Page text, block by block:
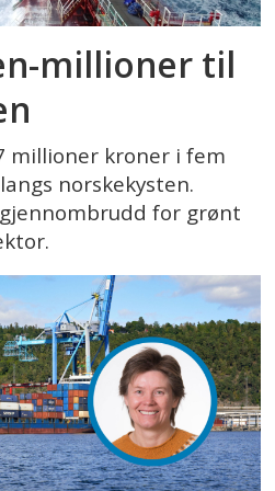
millioner til
millioner kroner i fem
norskekysten.
for grønt